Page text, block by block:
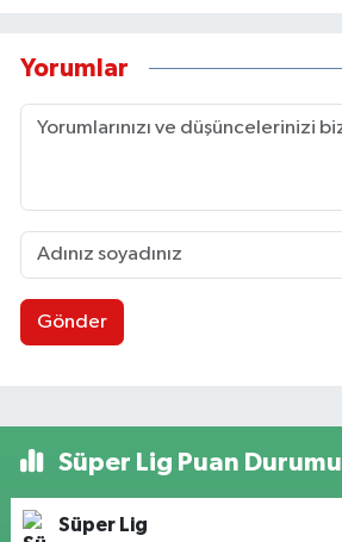
Yorumlar
Gönder
Süper Lig Puan Durumu
Süper Lig